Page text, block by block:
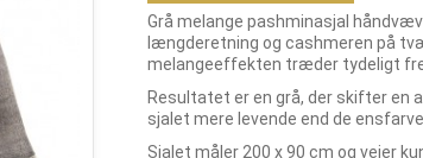
Grå melange pashminasjal
længderetning og cashmeren på
melangeeffekten træder tydeligt
Resultatet er en grå, der skifter en
sjalet mere levende end de
Sjalet måler 200 x 90 cm og vejer